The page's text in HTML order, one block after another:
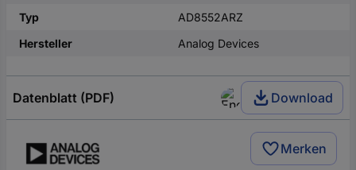
Typ
AD8552ARZ
Hersteller
Analog Devices
Datenblatt (PDF) Download
Merken